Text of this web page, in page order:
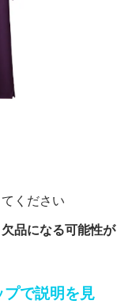
ください
品になる可能性が
で説明を見